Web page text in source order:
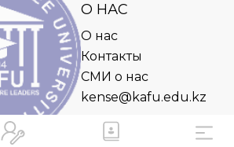
О НАС
О нас
Контакты
СМИ о нас
kense@kafu.edu.kz